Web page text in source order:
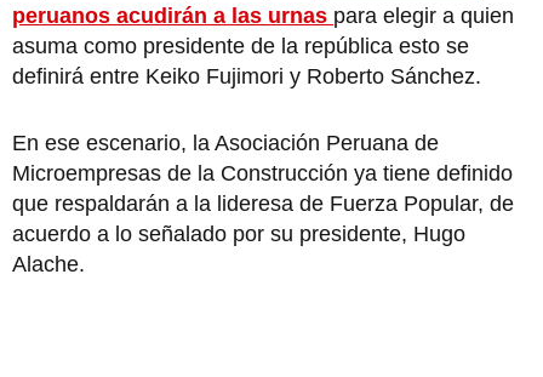
peruanos acudirán a las urnas para elegir a quien
asuma como presidente de la república esto se
definirá entre Keiko Fujimori y Roberto Sánchez.
En ese escenario, la Asociación Peruana de
Microempresas de la Construcción ya tiene definido
que respaldarán a la lideresa de Fuerza Popular, de
acuerdo a lo señalado por su presidente, Hugo
Alache.